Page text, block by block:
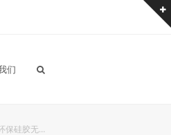
们
保硅胶无…